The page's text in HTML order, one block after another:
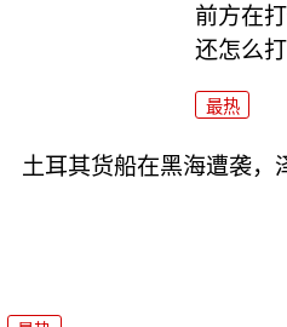
前方在
还怎么打
最热
土耳其货船在黑海遭袭，